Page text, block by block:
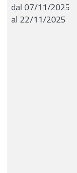
dal 07/11/2025
al 22/11/2025